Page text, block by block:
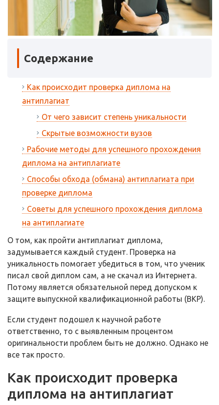
Содержание
Как происходит проверка диплома на
антиплагиат
От чего зависит степень уникальности
Скрытые возможности вузов
Рабочие методы для успешного прохождения
диплома на антиплагиате
Способы обхода (обмана) антиплагиата при
проверке диплома
Советы для успешного прохождения диплома
на антиплагиате
О том, как пройти антиплагиат диплома,
задумывается каждый студент. Проверка на
уникальность помогает убедиться в том, что ученик
писал свой диплом сам, а не скачал из Интернета.
Потому является обязательной перед допуском к
защите выпускной квалификационной работы (ВКР).
Если студент подошел к научной работе
ответственно, то с выявленным процентом
оригинальности проблем быть не должно. Однако не
все так просто.
Как происходит проверка
диплома на антиплагиат